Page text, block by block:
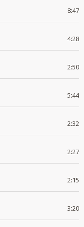
8:47
4:28
2:50
5:44
2:32
2:27
2:15
3:20